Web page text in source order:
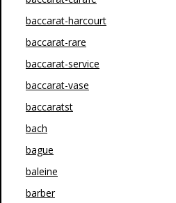
baccarat-harcourt
baccarat-rare
baccarat-service
baccarat-vase
baccaratst
bach
bague
baleine
barber